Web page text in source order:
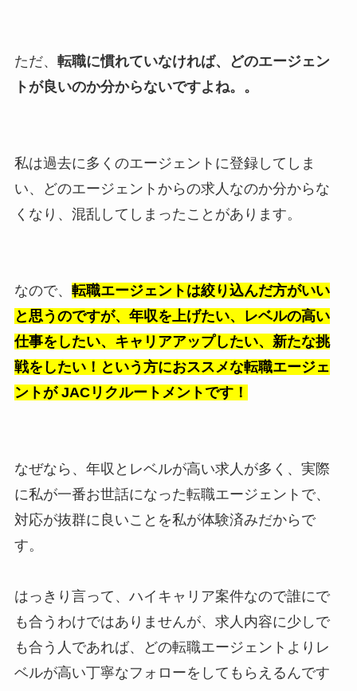
ただ、 転職に慣れていなければ、どのエージェン
トが良いのか分からないですよね。。
私は過去に多くのエージェントに登録してしま
い、どのエージェントからの求人なのか分からな
くなり、混乱してしまったことがあります。
なので、 転職エージェントは絞り込んだ方がいい
と思うのですが、年収を上げたい、レベルの高い
仕事をしたい、キャリアアップしたい、新たな挑
戦をしたい！という方におススメな転職エージェ
ントが JACリクルートメントです！
なぜなら、年収とレベルが高い求人が多く、実際
に私が一番お世話になった転職エージェントで、
対応が抜群に良いことを私が体験済みだからで
す。
はっきり言って、ハイキャリア案件なので誰にで
も合うわけではありませんが、求人内容に少しで
も合う人であれば、どの転職エージェントよりレ
ベルが高い丁寧なフォローをしてもらえるんです